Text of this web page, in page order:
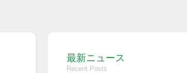
最新ニュース
Recent Posts